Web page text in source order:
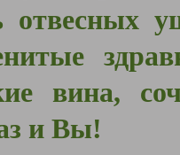
отвесных
вина,
и Вы!